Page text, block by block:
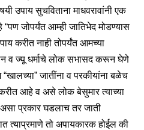
उपाय सुचविताना माधवरावांनी एक
जोपर्यंत आम्ही जातिभेद मोडण्यास
करीत नाही तोपर्यंत आमच्या
व ज्यू धर्माचे लोक सभासद करून घेणे
जातींना व परकीयांना बळेच
आहे व असे लोक बेसुमार त्याच्या
प्रकार घडलाच तर जाती
त्याप्रमाणे तो अपायकारक होईल की